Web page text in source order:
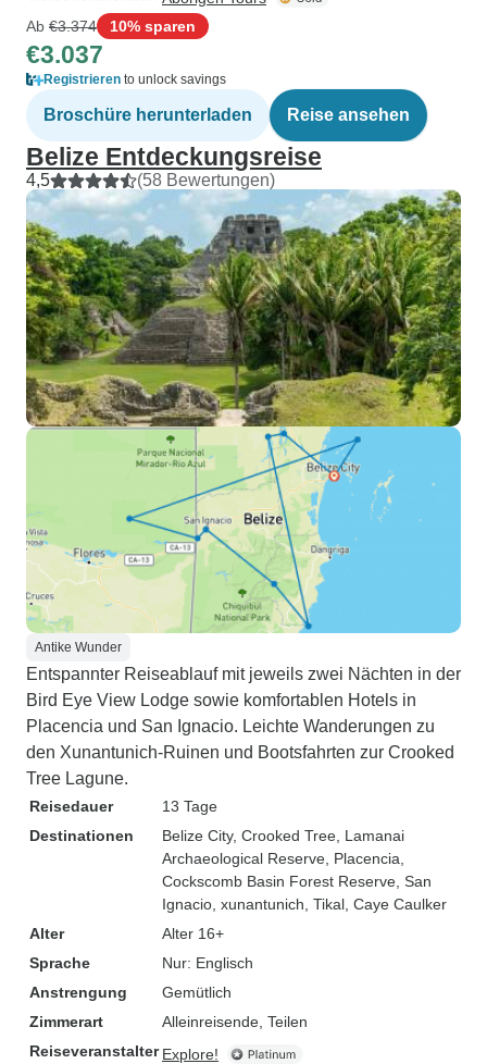
Ab €3.374 10% sparen
€3.037
Registrieren to unlock savings
Broschüre herunterladen Reise ansehen
Belize Entdeckungsreise
4,5 (58 Bewertungen)
Antike Wunder
Entspannter Reiseablauf mit jeweils zwei Nächten in der
Bird Eye View Lodge sowie komfortablen Hotels in
Placencia und San Ignacio. Leichte Wanderungen zu
den Xunantunich-Ruinen und Bootsfahrten zur Crooked
Tree Lagune.
Reisedauer
13 Tage
Destinationen
Belize City, Crooked Tree , Lamanai
Archaeological Reserve , Placencia
Cockscomb Basin Forest Reserve , San
Ignacio , xunantunich , Tikal , Caye Caulker
Alter
Alter 16+
Sprache
Nur: Englisch
Anstrengung
Gemütlich
Zimmerart
Alleinreisende, Teilen
Reiseveranstalter Explore!